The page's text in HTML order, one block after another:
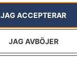
JAG ACCEPTERAR
JAG AVBÖJER